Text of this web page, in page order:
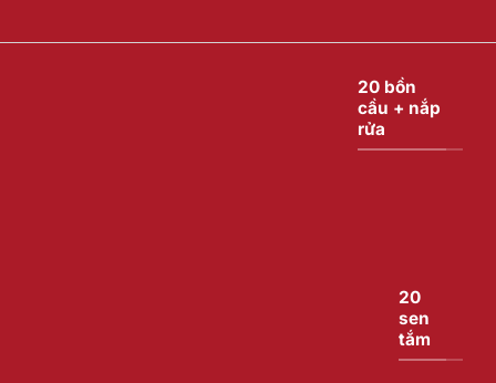
20 bồn
cầu + nắp
rửa
20
sen
tắm